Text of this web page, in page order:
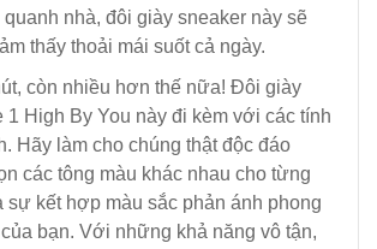
nhà, đôi giày sneaker này sẽ
thấy thoải mái suốt cả ngày.
còn nhiều hơn thế nữa! Đôi giày
1 High By You này đi kèm với các tính
Hãy làm cho chúng thật độc đáo
các tông màu khác nhau cho từng
sự kết hợp màu sắc phản ánh phong
bạn. Với những khả năng vô tận,